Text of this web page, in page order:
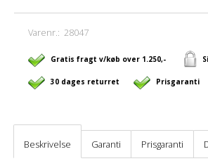
Varenr.:28047
Gratis fragt v/køb over 1.250,-
30 dages returret Prisgaranti
Beskrivelse Garanti Prisgaranti